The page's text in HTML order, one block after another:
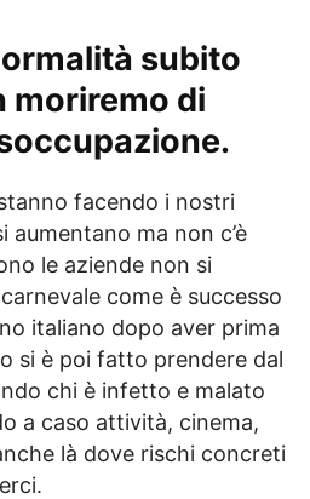
subito
moriremo di
facendo i nostri
aumentano ma non c’è
le aziende non si
come è successo
italiano dopo aver prima
si è poi fatto prendere dal
chi è infetto e malato
a caso attività, cinema,
là dove rischi concreti